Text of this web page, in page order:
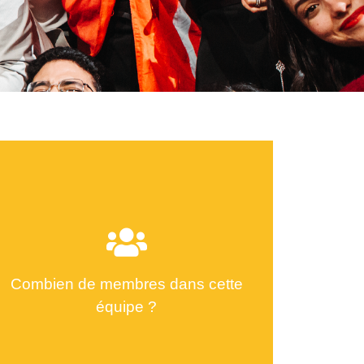
Combien de membres dans cette
équipe ?